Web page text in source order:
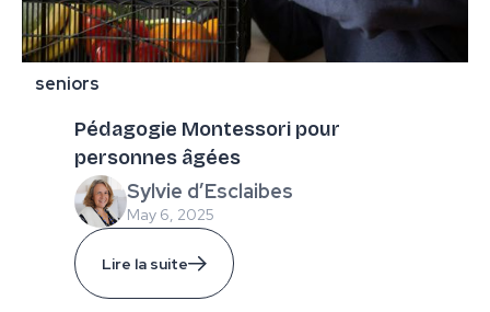
seniors
Pédagogie Montessori pour
personnes âgées
Sylvie d’Esclaibes
May 6, 2025
Lire la suite